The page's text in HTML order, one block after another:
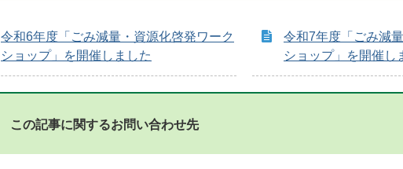
令和6年度「ごみ減量・資源化啓発ワーク
ショップ」を開催しました
令和7年度「ごみ減
ショップ」を開催し
この記事に関するお問い合わせ先